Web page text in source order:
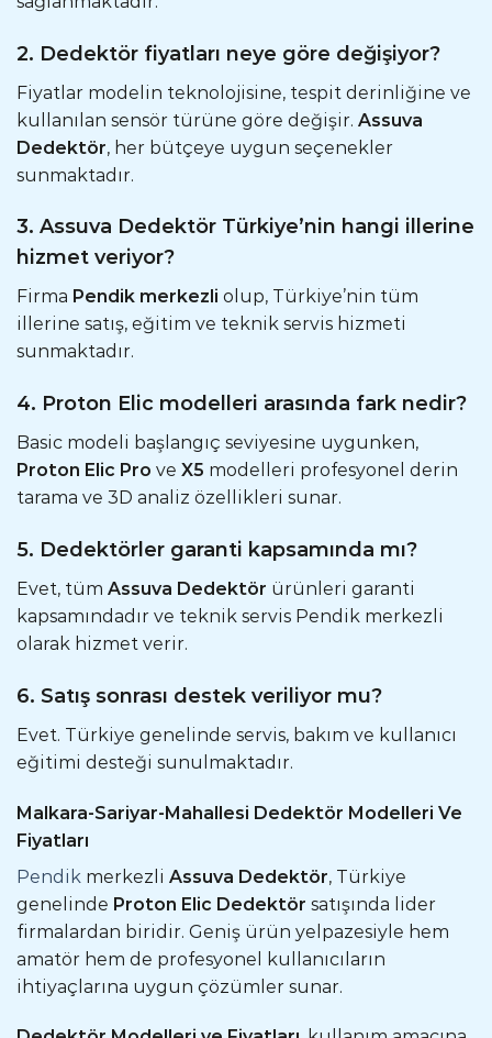
2. Dedektör fiyatları neye göre değişiyor?
Fiyatlar modelin teknolojisine, tespit derinliğine ve
kullanılan sensör türüne göre değişir. Assuva
Dedektör, her bütçeye uygun seçenekler
sunmaktadır.
3. Assuva Dedektör Türkiye’nin hangi illerine
hizmet veriyor?
Firma Pendik merkezli olup, Türkiye’nin tüm
illerine satış, eğitim ve teknik servis hizmeti
sunmaktadır.
4. Proton Elic modelleri arasında fark nedir?
Basic modeli başlangıç seviyesine uygunken,
Proton Elic Pro ve X5 modelleri profesyonel derin
tarama ve 3D analiz özellikleri sunar.
5. Dedektörler garanti kapsamında mı?
Evet, tüm Assuva Dedektör ürünleri garanti
kapsamındadır ve teknik servis Pendik merkezli
olarak hizmet verir.
6. Satış sonrası destek veriliyor mu?
Evet. Türkiye genelinde servis, bakım ve kullanıcı
eğitimi desteği sunulmaktadır.
Malkara-Sariyar-Mahallesi Dedektör Modelleri Ve
Fiyatları
Pendik merkezli Assuva Dedektör, Türkiye
genelinde Proton Elic Dedektör satışında lider
firmalardan biridir. Geniş ürün yelpazesiyle hem
amatör hem de profesyonel kullanıcıların
ihtiyaçlarına uygun çözümler sunar.